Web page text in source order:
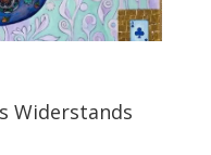
Widerstands